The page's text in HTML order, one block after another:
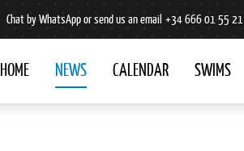
Chat by WhatsApp or send us an email +34 666 01 55 21
HOME NEWS CALENDAR SWIMS